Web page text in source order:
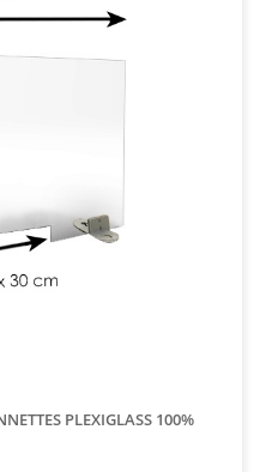
PLEXIGLASS 100%